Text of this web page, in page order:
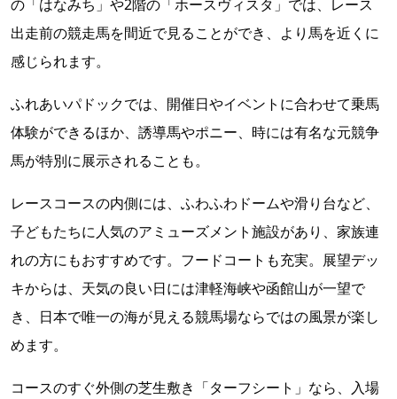
の「はなみち」や2階の「ホースヴィスタ」では、レース
出走前の競走馬を間近で見ることができ、より馬を近くに
感じられます。
ふれあいパドックでは、開催日やイベントに合わせて乗馬
体験ができるほか、誘導馬やポニー、時には有名な元競争
馬が特別に展示されることも。
レースコースの内側には、ふわふわドームや滑り台など、
子どもたちに人気のアミューズメント施設があり、家族連
れの方にもおすすめです。フードコートも充実。展望デッ
キからは、天気の良い日には津軽海峡や函館山が一望で
き、日本で唯一の海が見える競馬場ならではの風景が楽し
めます。
コースのすぐ外側の芝生敷き「ターフシート」なら、入場